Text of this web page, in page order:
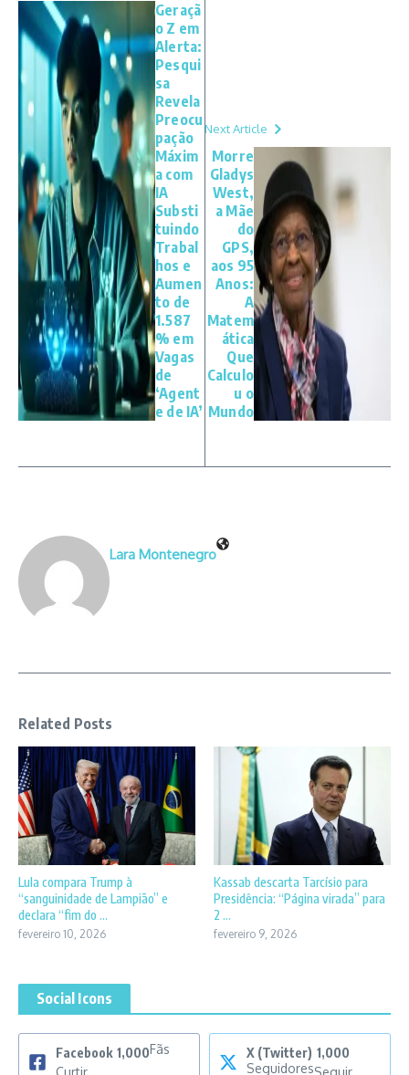
Geraçã
o Z em
Alerta:
Pesqui
sa
Revela
Preocu
pação
Máxim
a com
IA
Substi
tuindo
Trabal
hos e
Aumen
to de
1.587
% em
Vagas
de
‘Agent
e de IA’
Next Article
Morre
Gladys
West,
a Mãe
do
GPS,
aos 95
Anos:
A
Matem
ática
Que
Calculo
u o
Mundo
Lara Montenegro
Related Posts
Lula compara Trump à
“sanguinidade de Lampião” e
declara “fim do ...
fevereiro 10, 2026
Kassab descarta Tarcísio para
Presidência: “Página virada” para
2 ...
fevereiro 9, 2026
Social Icons
Facebook 1,000Fãs
Curtir
X (Twitter) 1,000
SeguidoresSeguir